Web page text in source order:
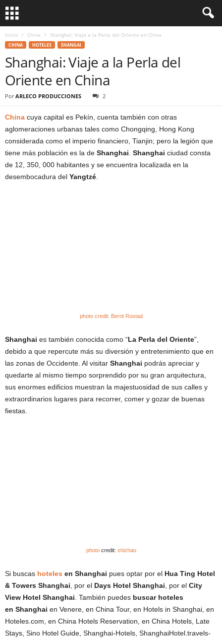
Inicio China Shanghai: Viaje a la Perla del Oriente en China
CHINA HOTELES SHANGAI
Shanghai: Viaje a la Perla del
Oriente en China
Por ARLECO PRODUCCIONES 2
China cuya capital es Pekín, cuenta también con otras
aglomeraciones urbanas tales como Chongqing, Hong Kong
considerada como el imperio financiero, Tianjin; pero la legión que
tiene más población es la de Shanghai Shanghai ciudad consta
de 12, 350, 000 habitantes y se encuentra localizada en la
desembocadura del Yangtzé
photocredit: Bernt Rostad
Shanghai es también conocida como “La Perla del Oriente”,
debido a que repercute más su diversión y entretenimiento que en
las zonas de Occidente. Al visitar Shanghai podrás apreciar y
quedarte al mismo tiempo sorprendido por su gran arquitectura,
sus enormes edificios muestran la majestuosidad de sus calles y
extraordinarios lugares para recorrer, comer y gozar de buenas
fiestas.
photocredit: shizhao
Si buscas hoteles en Shanghai pues optar por el Hua Ting Hotel
& Towers Shanghai , por el Days Hotel Shanghai , por el City
View Hotel Shanghai . También puedes buscar hoteles
en Shanghai en Venere, en China Tour, en Hotels in Shanghai, en
Hoteles.com, en China Hotels Reservation, en China Hotels, Late
Stays, Sino Hotel Guide, Shanghai-Hotels, ShanghaiHotel.travels-